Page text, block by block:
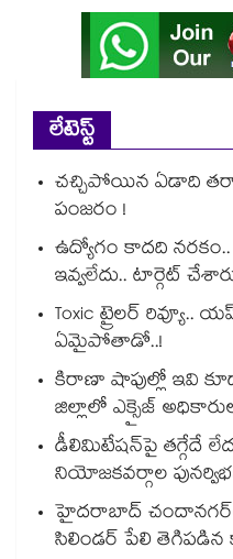
లేటెస్ట్
చచ్చిపోయిన ఏడాది
పంజరం !
ఉద్యోగం కాదది నరకం..
ఇవ్వలేదు.. టార్గెట్
Toxic ట్రైలర్ రివ్యూ..
ఏమైపోతాడో..!
కిరాణా షాపుల్లో ఇవి
జిల్లాలో ఎక్సైజ్
డీలిమిటేషన్‎పై తగ్గేదే
నియోజకవర్గాల
హైదరాబాద్⁪
సిలిండర్ పేలి తెగిపడిన